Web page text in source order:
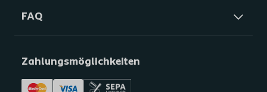
FAQ
Zahlungsmöglichkeiten